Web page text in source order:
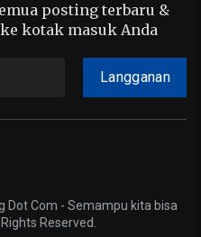
posting terbaru &
kotak masuk Anda
Langganan
Dot Com - Semampu kita bisa
Reserved.